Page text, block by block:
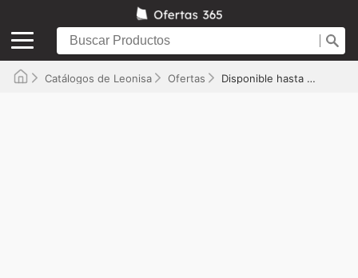
Catálogos de Leonisa Ofertas Disponible hasta el 24/06/2025